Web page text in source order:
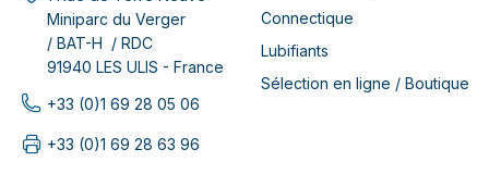
Miniparc du Verger
/ BAT-H / RDC
91940 LES ULIS - France
+33 (0)1 69 28 05 06
+33 (0)1 69 28 63 96
Connectique
Lubifiants
Sélection en ligne / Boutique